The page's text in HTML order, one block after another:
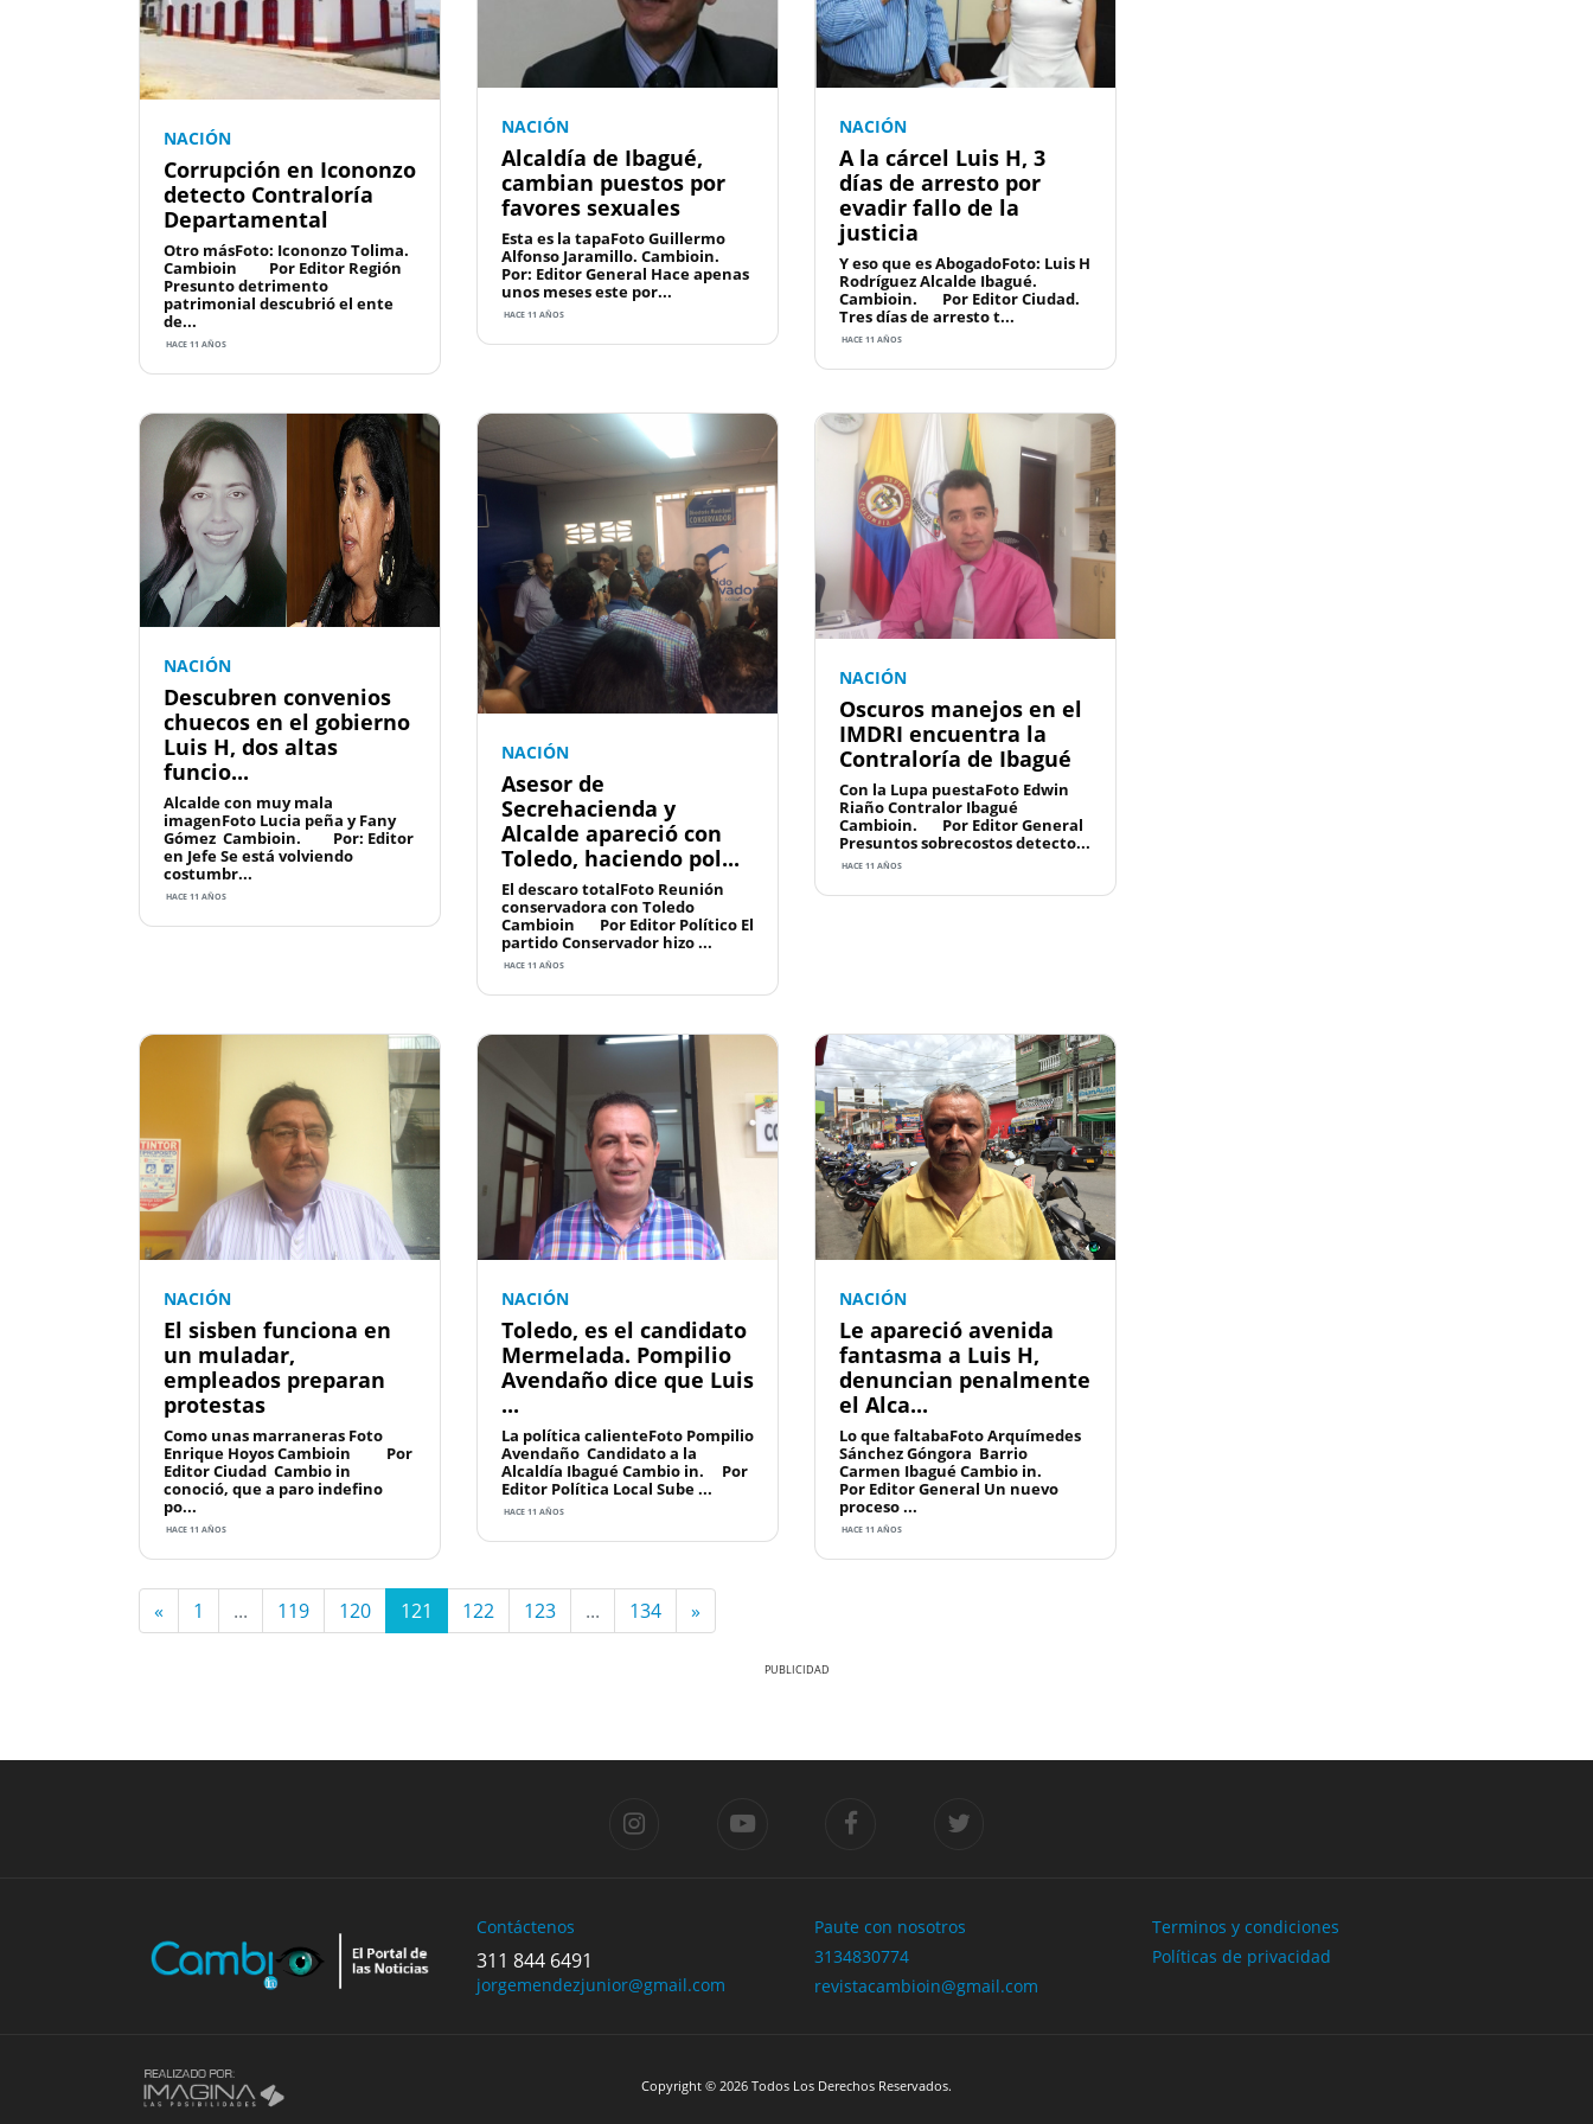
NACIÓN
Corrupción en Icononzo
detecto Contraloría
Departamental
Otro másFoto: Icononzo Tolima.
Cambioin Por Editor Región
Presunto detrimento
patrimonial descubrió el ente
de...
HACE 11 AÑOS
NACIÓN
Alcaldía de Ibagué,
cambian puestos por
favores sexuales
Esta es la tapaFoto Guillermo
Alfonso Jaramillo. Cambioin.
Por: Editor General Hace apenas
unos meses este por...
HACE 11 AÑOS
NACIÓN
A la cárcel Luis H, 3
días de arresto por
evadir fallo de la
justicia
Y eso que es AbogadoFoto: Luis H
Rodríguez Alcalde Ibagué.
Cambioin. Por Editor Ciudad.
Tres días de arresto t...
HACE 11 AÑOS
NACIÓN
Descubren convenios
chuecos en el gobierno
Luis H, dos altas
funcio...
Alcalde con muy mala
imagenFoto Lucia peña y Fany
Gómez Cambioin. Por: Editor
en Jefe Se está volviendo
costumbr...
HACE 11 AÑOS
NACIÓN
Asesor de
Secrehacienda y
Alcalde apareció con
Toledo, haciendo pol...
El descaro totalFoto Reunión
conservadora con Toledo
Cambioin Por Editor Político El
partido Conservador hizo ...
HACE 11 AÑOS
NACIÓN
Oscuros manejos en el
IMDRI encuentra la
Contraloría de Ibagué
Con la Lupa puestaFoto Edwin
Riaño Contralor Ibagué
Cambioin. Por Editor General
Presuntos sobrecostos detecto...
HACE 11 AÑOS
NACIÓN
El sisben funciona en
un muladar,
empleados preparan
protestas
Como unas marraneras Foto
Enrique Hoyos Cambioin Por
Editor Ciudad Cambio in
conoció, que a paro indefino
po...
HACE 11 AÑOS
NACIÓN
Toledo, es el candidato
Mermelada. Pompilio
Avendaño dice que Luis
...
La política calienteFoto Pompilio
Avendaño Candidato a la
Alcaldía Ibagué Cambio in. Por
Editor Política Local Sube ...
HACE 11 AÑOS
NACIÓN
Le apareció avenida
fantasma a Luis H,
denuncian penalmente
el Alca...
Lo que faltabaFoto Arquímedes
Sánchez Góngora Barrio
Carmen Ibagué Cambio in.
Por Editor General Un nuevo
proceso ...
HACE 11 AÑOS
« 1 ... 119 120 121 122 123 ... 134 »
Contáctenos
311 844 6491
jorgemendezjunior@gmail.com
Paute con nosotros
3134830774
revistacambioin@gmail.com
Terminos y condiciones
Políticas de privacidad
Copyright © 2026 Todos Los Derechos Reservados.